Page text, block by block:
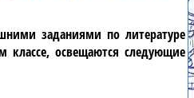
заданиями по литературе
классе, освещаются следующие